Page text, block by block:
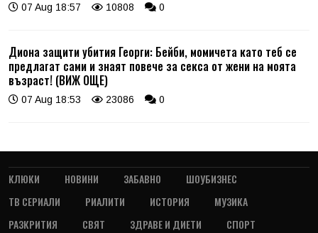
07 Aug 18:57 10808 0
Диона защити убития Георги: Бейби, момичета като теб се
предлагат сами и знаят повече за секса от жени на моята
възраст! (ВИЖ ОЩЕ)
07 Aug 18:53 23086 0
КЛЮКИ НОВИНИ ЗАБАВНО
ШОУБИЗНЕС
ТВ СЕРИАЛИ
РИАЛИТИ ИСТОРИЯ
МУЗИКА
РАЗКРИТИЯ
СВЯТ ЗДРАВЕ И ДИЕТИ СПОРТ